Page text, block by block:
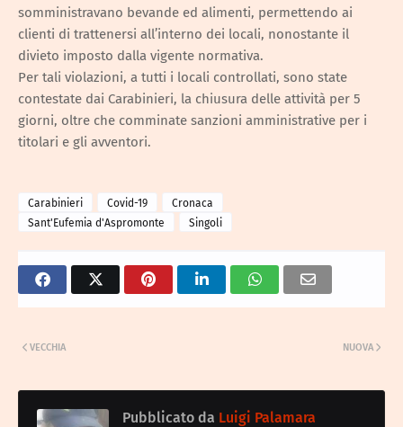
somministravano bevande ed alimenti, permettendo ai
clienti di trattenersi all’interno dei locali, nonostante il
divieto imposto dalla vigente normativa.
Per tali violazioni, a tutti i locali controllati, sono state
contestate dai Carabinieri, la chiusura delle attività per 5
giorni, oltre che comminate sanzioni amministrative per i
titolari e gli avventori.
Carabinieri Covid-19
Cronaca
Sant'Eufemia d'Aspromonte
Singoli
NUOVA
VECCHIA
Pubblicato da Luigi Palamara